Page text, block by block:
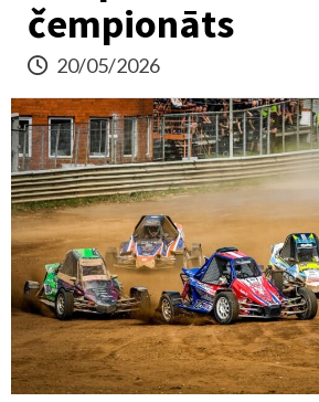
čempionāts
20/05/2026